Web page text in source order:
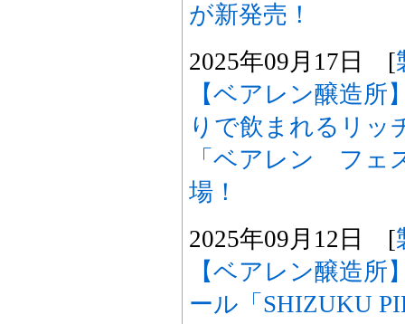
が新発売！
2025年09月17日 [
【ベアレン醸造所
りで飲まれるリッ
「ベアレン フェ
場！
2025年09月12日 [
【ベアレン醸造所
ール「SHIZUKU